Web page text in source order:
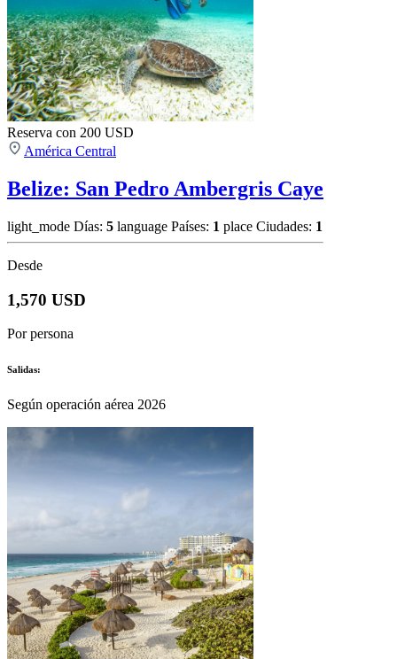
Reserva con 200 USD
América Central
Belize: San Pedro Ambergris Caye
light_mode Días: 5 language Países: 1 place Ciudades: 1
Desde
1,570 USD
Por persona
Salidas:
Según operación aérea 2026